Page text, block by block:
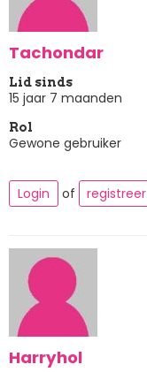
Tachondar
Lid sinds
15 jaar 7 maanden
Rol
Gewone gebruiker
Login of registreer
Harryhol